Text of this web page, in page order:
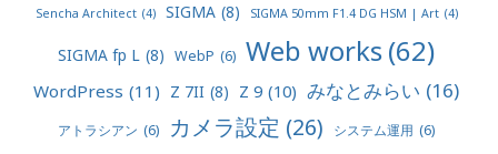
Sencha Architect (4) SIGMA (8) SIGMA 50mm F1.4 DG HSM | Art (4)
SIGMA fp L (8) WebP (6) Web works(62)
WordPress (11) Z 7II (8) Z 9 (10) みなとみらい (16)
アトラシアン (6) カメラ設定 (26) システム運用 (6)